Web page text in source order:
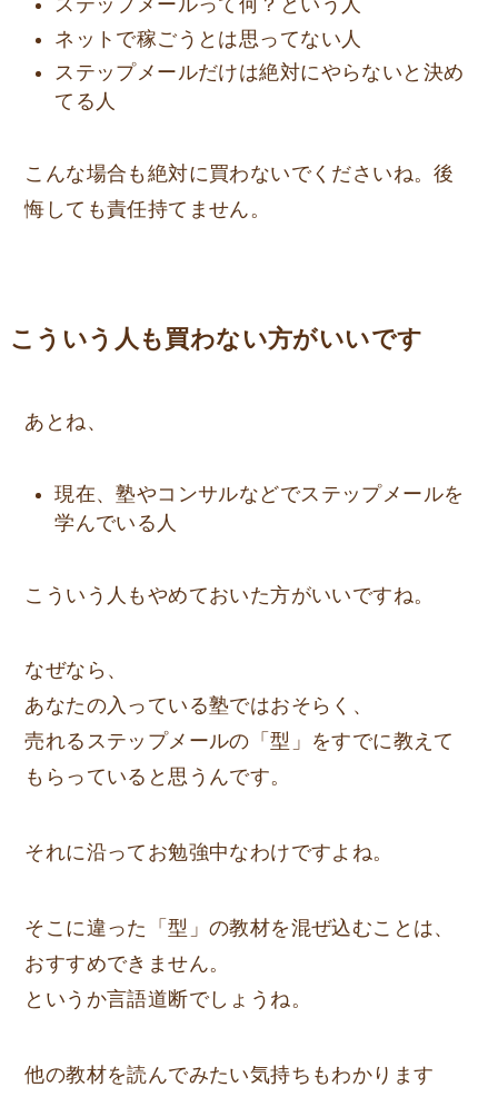
ステップメールって何？という人
ネットで稼ごうとは思ってない人
ステップメールだけは絶対にやらないと決め
てる人
こんな場合も絶対に買わないでくださいね。後
悔しても責任持てません。
こういう人も買わない方がいいです
あとね、
現在、塾やコンサルなどでステップメールを
学んでいる人
こういう人もやめておいた方がいいですね。
なぜなら、
あなたの入っている塾ではおそらく、
売れるステップメールの「型」をすでに教えて
もらっていると思うんです。
それに沿ってお勉強中なわけですよね。
そこに違った「型」の教材を混ぜ込むことは、
おすすめできません。
というか言語道断でしょうね。
他の教材を読んでみたい気持ちもわかります